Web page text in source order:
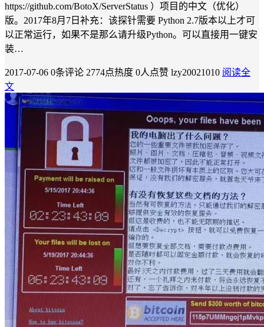
https://github.com/BotoX/ServerStatus ）项目的中文（优化）
版。2017年8月7日补充：该探针需要 Python 2.7版本以上才可
以正常运行，如果不是那么请升级Python。可以直接用一键安
装…
2017-07-06 0条评论 2774点热度 0人点赞 lzy20021010 阅读全
文